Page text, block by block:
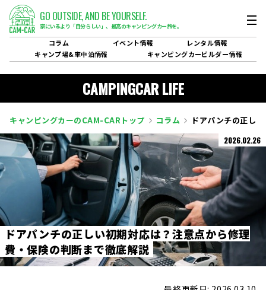
GO OUTSIDE,AND BE YOURSELF.
家にいるより「自分らしい」、 最高のキャンピングカー旅を。
コラム イベント情報 レンタル情報
キャンプ場&車中泊情報 キャンピングカービルダー情報
CAMPINGCAR LIFE
キャンピングカーのCAM-CARトップ コラム ドアパンチの正し
2026.02.26
ドアパンチの正しい初期対応は？注意点から修理
費 ・保険の判断まで徹底解説